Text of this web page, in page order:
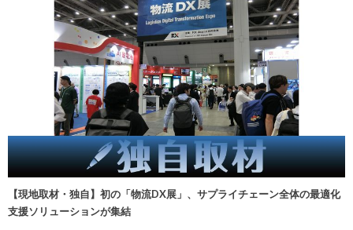
【現地取材・独自】初の「物流DX展」、サプライチェーン全体の最適化
支援ソリューションが集結